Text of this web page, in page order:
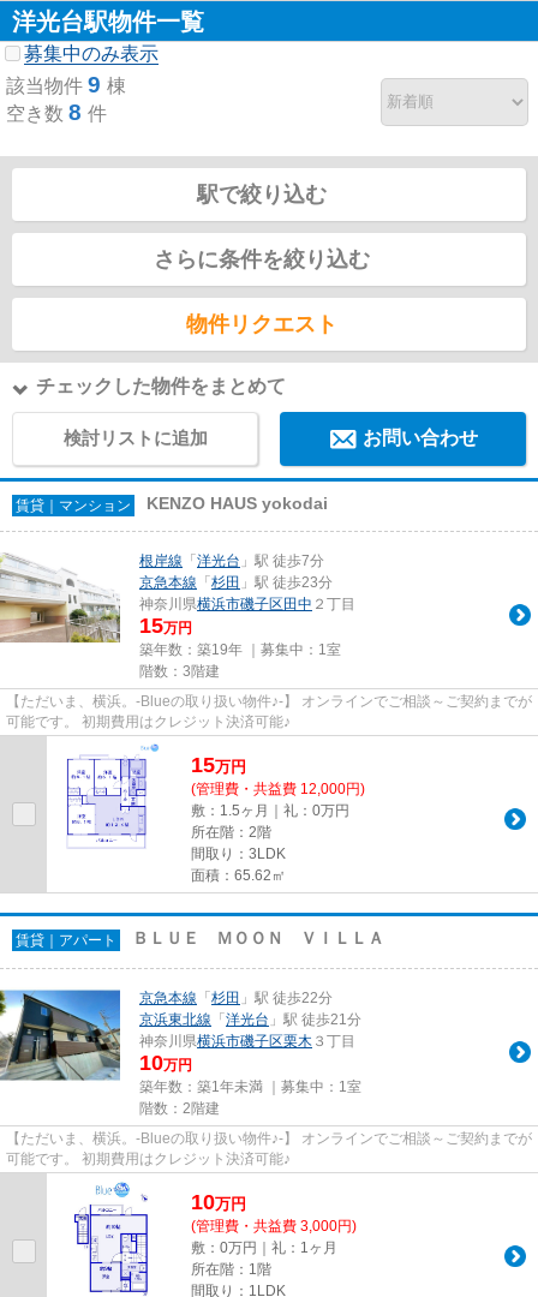
洋光台駅物件一覧
募集中のみ表示
該当物件 9 棟
空き数 8 件
駅で絞り込む
さらに条件を絞り込む
物件リクエスト
チェックした物件をまとめて
検討リストに追加 お問い合わせ
賃貸｜マンション KENZO HAUS yokodai
根岸線 「 洋光台 」駅 徒歩7分
京急本線 「 杉田 」駅 徒歩23分
神奈川県横浜市磯子区 田中 ２丁目
15万円
築年数：築19年 ｜募集中： 1室
階数：3階建
【ただいま、横浜。-Blueの取り扱い物件♪-】 オンラインでご相談～ご契約までが
可能です。 初期費用はクレジット決済可能♪
15万円
(管理費・共益費 12,000円)
敷：1.5ヶ月｜礼：0万円
所在階：2階
間取り：3LDK
面積：65.62㎡
賃貸｜アパート ＢＬＵＥ ＭＯＯＮ ＶＩＬＬＡ
京急本線 「 杉田 」駅 徒歩22分
京浜東北線 「 洋光台 」駅 徒歩21分
神奈川県横浜市磯子区栗木 ３丁目
10万円
築年数：築1年未満 ｜募集中： 1室
階数：2階建
【ただいま、横浜。-Blueの取り扱い物件♪-】 オンラインでご相談～ご契約までが
可能です。 初期費用はクレジット決済可能♪
10万円
(管理費・共益費 3,000円)
敷：0万円｜礼：1ヶ月
所在階：1階
間取り：1LDK